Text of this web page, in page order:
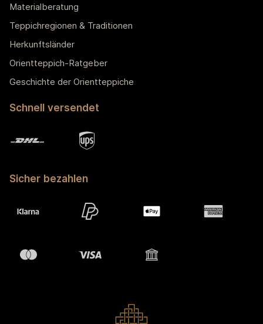
Materialberatung
Teppichregionen & Traditionen
Herkunftsländer
Orientteppich-Ratgeber
Geschichte der Orientteppiche
Schnell versendet
Sicher bezahlen